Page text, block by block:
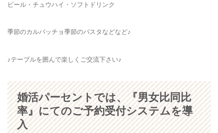
ビール・チュウハイ・ソフトドリンク
季節のカルパッチョ季節のパスタなどなど♪
♪テーブルを囲んで楽しくご交流下さい♪
婚活パーセントでは、『男女比同比
率』にてのご予約受付システムを導
入